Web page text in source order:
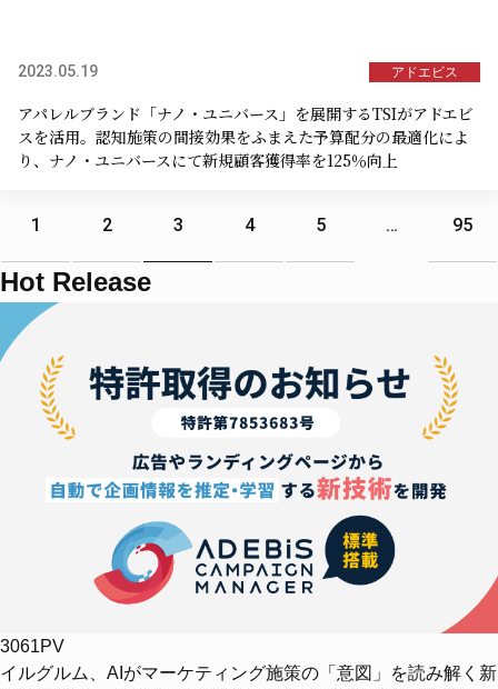
2023.05.19 アドエビス
アパレルブランド「ナノ・ユニバース」を展開するTSIがアドエビ
スを活用。認知施策の間接効果をふまえた予算配分の最適化によ
り、ナノ・ユニバースにて新規顧客獲得率を125％向上
1 2 3 4 5 … 95
Hot Release
3061PV
イルグルム、AIがマーケティング施策の「意図」を読み解く新